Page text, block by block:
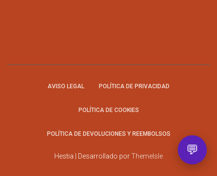
AVISO LEGAL POLÍTICA DE PRIVACIDAD
POLÍTICA DE COOKIES
POLÍTICA DE DEVOLUCIONES Y REEMBOLSOS
Hestia | Desarrollado porThemeIsle 💬